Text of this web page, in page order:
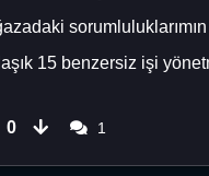
15 benzersiz işi
0 1